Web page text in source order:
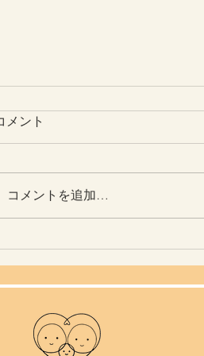
体はすごい
メント
コメントを追加…